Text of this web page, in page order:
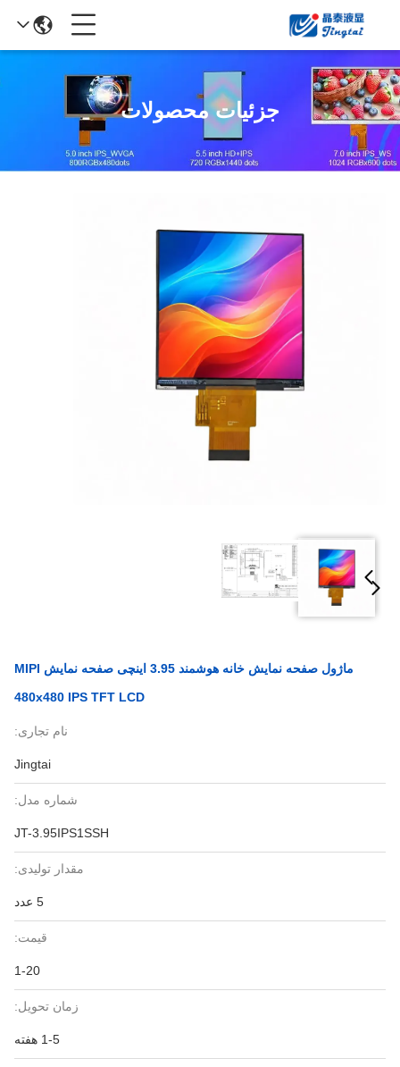
جزئیات محصولات
ماژول صفحه نمایش خانه هوشمند 3.95 اینچی صفحه نمایش MIPI
480x480 IPS TFT LCD
نام تجاری:
Jingtai
شماره مدل:
JT-3.95IPS1SSH
مقدار تولیدی:
5 عدد
قیمت:
1-20
زمان تحویل:
1-5 هفته